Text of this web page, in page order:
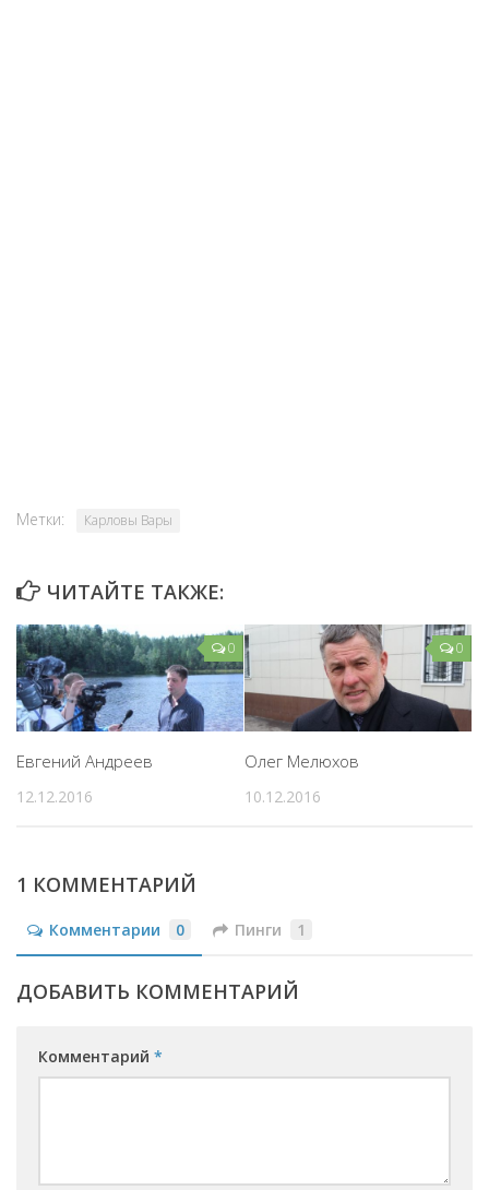
Метки: Карловы Вары
ЧИТАЙТЕ ТАКЖЕ:
0
Евгений Андреев
12.12.2016
0
Олег Мелюхов
10.12.2016
1 КОММЕНТАРИЙ
Комментарии 0 Пинги 1
ДОБАВИТЬ КОММЕНТАРИЙ
Комментарий *